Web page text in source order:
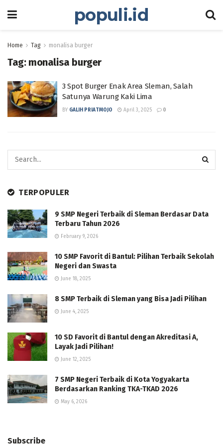
populi.id
Home Tag monalisa burger
Tag: monalisa burger
3 Spot Burger Enak Area Sleman, Salah
Satunya Warung Kaki Lima
BY GALIH PRIATMOJO April 3, 2025 0
TERPOPULER
9 SMP Negeri Terbaik di Sleman Berdasar Data
Terbaru Tahun 2026
February 9, 2026
10 SMP Favorit di Bantul: Pilihan Terbaik Sekolah
Negeri dan Swasta
June 18, 2025
8 SMP Terbaik di Sleman yang Bisa Jadi Pilihan
June 4, 2025
10 SD Favorit di Bantul dengan Akreditasi A,
Layak Jadi Pilihan!
June 12, 2025
7 SMP Negeri Terbaik di Kota Yogyakarta
Berdasarkan Ranking TKA-TKAD 2026
May 6, 2026
Subscribe